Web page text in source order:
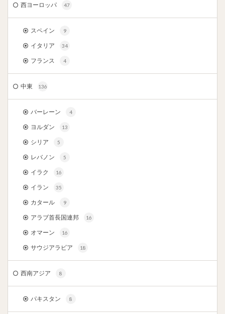
西ヨーロッパ 47
スペイン 9
イタリア 34
フランス 4
中東 136
バーレーン 4
ヨルダン 13
シリア 5
レバノン 5
イラク 16
イラン 35
カタール 9
アラブ首長国連邦 16
オマーン 16
サウジアラビア 18
西南アジア 8
パキスタン 8